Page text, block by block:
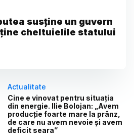
susține un guvern
cheltuielile statului
Actualitate
Cine e vinovat pentru situația
din energie. Ilie Bolojan: „Avem
producție foarte mare la prânz,
de care nu avem nevoie și avem
deficit seara”